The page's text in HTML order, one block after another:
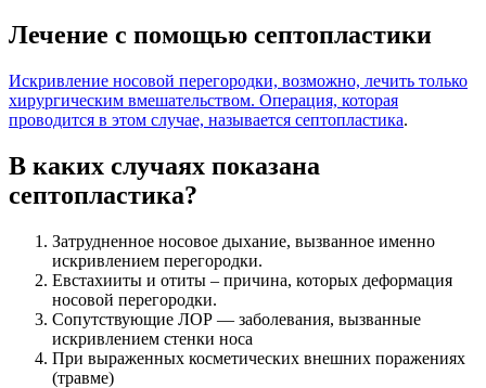
Лечение с помощью септопластики
Искривление носовой перегородки, возможно, лечить только
хирургическим вмешательством. Операция, которая
проводится в этом случае, называется септопластика.
В каких случаях показана
септопластика?
Затрудненное носовое дыхание, вызванное именно
искривлением перегородки.
Евстахииты и отиты – причина, которых деформация
носовой перегородки.
Сопутствующие ЛОР — заболевания, вызванные
искривлением стенки носа
При выраженных косметических внешних поражениях
(травме)